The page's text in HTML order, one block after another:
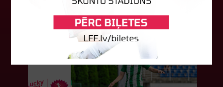
06. augusts 2026.